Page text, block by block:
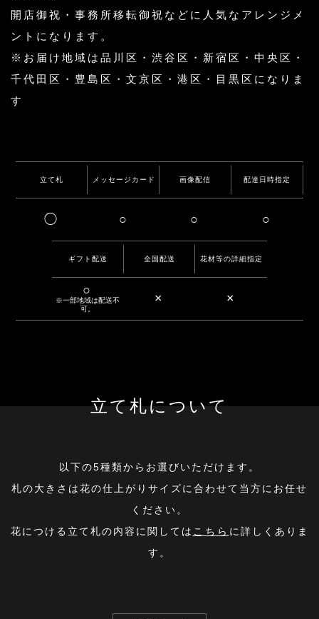
開店御祝・事務所移転御祝などに人気なアレンジメ
ントになります。
※お届け地域は品川区・渋谷区・新宿区・中央区・
千代田区・豊島区・文京区・港区・目黒区になりま
す
立て札
◯
メッセージカード
○
画像配信
○
配達日時指定
○
ギフト配送
○
※一部地域は配送不
可。
全国配送
×
花材等の詳細指定
×
立て札について
以下の5種類からお選びいただけます。
札の大きさは花の仕上がりサイズに合わせて当方にお任せ
ください。
花につける立て札の内容に関しては こちら に詳しくありま
す。